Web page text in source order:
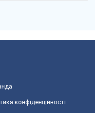
конфіденційності